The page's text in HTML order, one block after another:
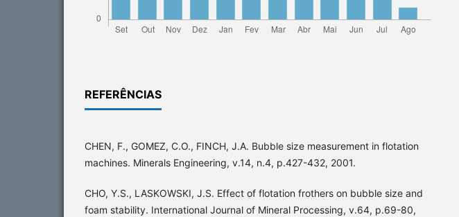
REFERÊNCIAS
CHEN, F., GOMEZ, C.O., FINCH, J.A. Bubble size measurement in flotation
machines. Minerals Engineering, v.14, n.4, p.427-432, 2001.
CHO, Y.S., LASKOWSKI, J.S. Effect of flotation frothers on bubble size and
foam stability. International Journal of Mineral Processing, v.64, p.69-80,